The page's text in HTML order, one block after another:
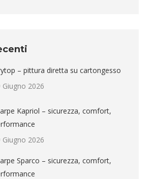
– pittura diretta su cartongesso
Giugno 2026
Kapriol – sicurezza, comfort,
Giugno 2026
Sparco – sicurezza, comfort,